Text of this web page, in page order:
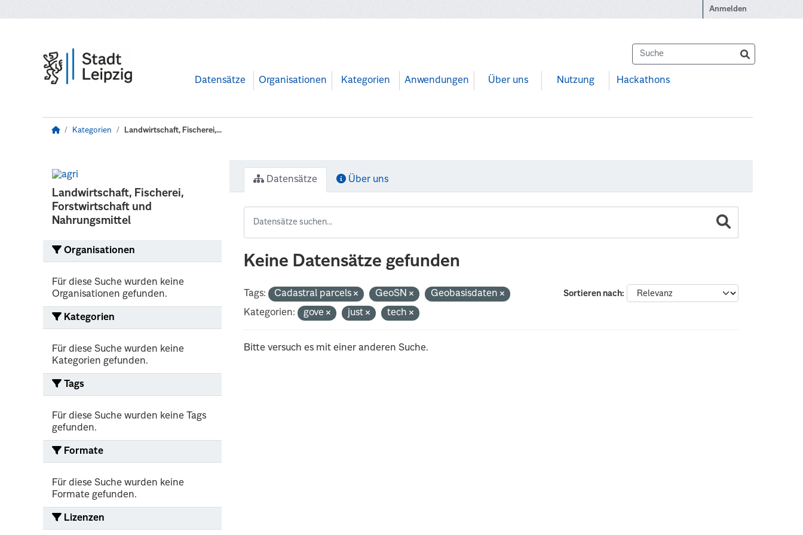
Anmelden
Datensätze Organisationen Kategorien Anwendungen Über uns Nutzung Hackathons
Kategorien Landwirtschaft, Fischerei,...
Landwirtschaft, Fischerei,
Forstwirtschaft und
Nahrungsmittel
Organisationen
Für diese Suche wurden keine
Organisationen gefunden.
Kategorien
Für diese Suche wurden keine
Kategorien gefunden.
Tags
Für diese Suche wurden keine Tags
gefunden.
Formate
Für diese Suche wurden keine
Formate gefunden.
Lizenzen
Datensätze Über uns
Keine Datensätze gefunden
Sortieren nach
Tags: Cadastral parcels GeoSN
Geobasisdaten
Kategorien:
gove just tech
Bitte versuch es mit einer anderen Suche.